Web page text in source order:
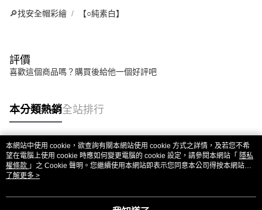
🔎找安全帽彩繪 【○純素白】
評價
喜歡這個商品嗎？購買後給他一個好評吧
本分類熱銷全站排行
熱門標籤
本網站中使用 cookie，欲查詢有關本網站使用 cookie 方式之詳情，及若您不希
望在電腦上使用 cookie 時應如何變更電腦的 cookie 設定，請參閱本網站「 隱私
權條款 」之 Cookie 聲明。您繼續使用本網站即表示您同意本公司得按本網站使
用條款之 Cookie 聲明使用 cookie。
了解更多 >